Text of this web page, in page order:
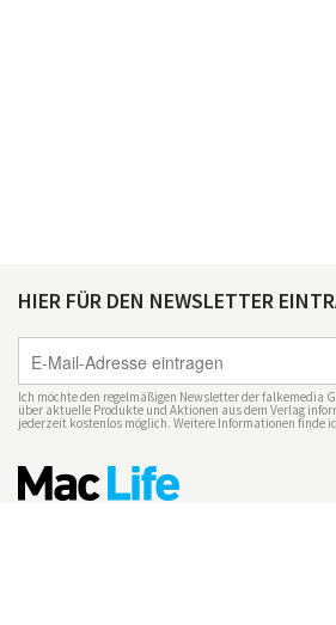
HIER FÜR DEN NEWSLETTER
Ich möchte den regelmäßigen Newsletter der falkemedia
über aktuelle Produkte und Aktionen aus dem Verlag
jederzeit kostenlos möglich. Weitere Informationen finde